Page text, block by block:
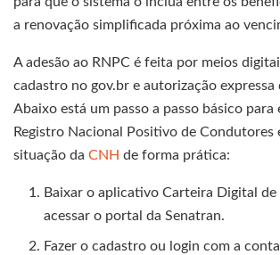
a renovação simplificada próxima ao
A adesão ao RNPC é feita por meios
cadastro no gov.br e autorização
Abaixo está um passo a passo básico para
Registro Nacional Positivo de Condutores
situação da CNH de forma prática:
Baixar o aplicativo Carteira Digital de
acessar o portal da Senatran.
Fazer o cadastro ou login com a